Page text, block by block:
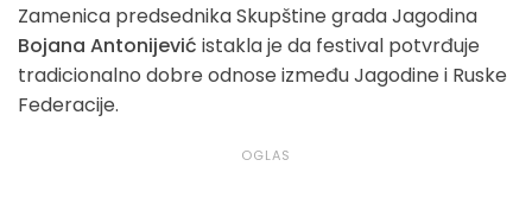
Zamenica predsednika Skupštine grada Jagodina
Bojana Antonijević istakla je da festival potvrđuje
tradicionalno dobre odnose između Jagodine i Ruske
Federacije.